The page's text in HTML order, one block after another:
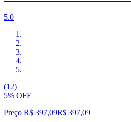
5.0
(12)
5% OFF
Preço R$ 397,09R$ 397,09